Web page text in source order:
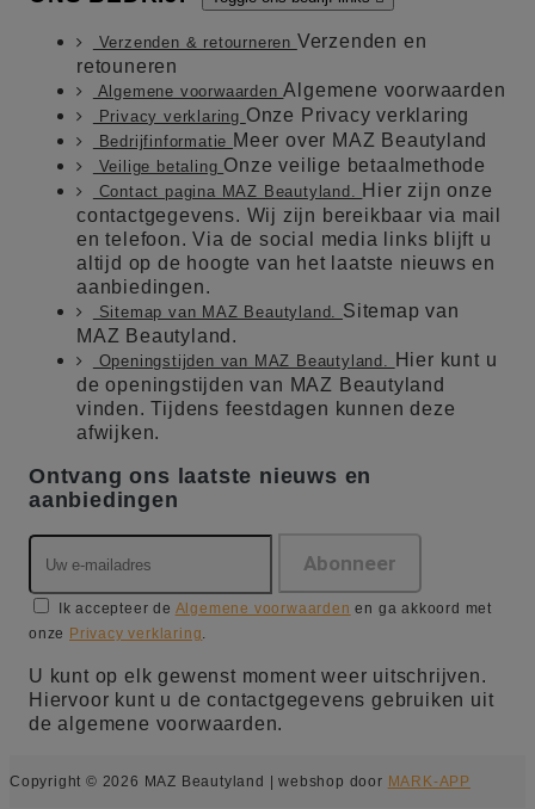
Verzenden & retourneren Verzenden en
retouneren
Algemene voorwaardenAlgemene voorwaarden
Privacy verklaring Onze Privacy verklaring
Bedrijfinformatie Meer over MAZ Beautyland
Veilige betaling Onze veilige betaalmethode
Contact pagina MAZ Beautyland.
Hier zijn onze
contactgegevens. Wij zijn bereikbaar via mail
en telefoon. Via de social media links blijft u
altijd op de hoogte van het laatste nieuws en
aanbiedingen.
Sitemap van MAZ Beautyland. Sitemap van
MAZ Beautyland.
Openingstijden van MAZ Beautyland.
Hier kunt u
de openingstijden van MAZ Beautyland
vinden. Tijdens feestdagen kunnen deze
afwijken.
Ontvang ons laatste nieuws en
aanbiedingen
Ik accepteer de Algemene voorwaarden en ga akkoord met
onze Privacy verklaring.
U kunt op elk gewenst moment weer uitschrijven.
Hiervoor kunt u de contactgegevens gebruiken uit
de algemene voorwaarden.
Copyright © 2026 MAZ Beautyland | webshop door MARK-APP